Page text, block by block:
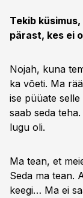
Tekib
pärast, kes ei
Nojah, kuna
ka võeti. Ma
ise püüate
saab seda
lugu oli.
Ma tean, et
Seda ma tean.
keegi… Ma ei